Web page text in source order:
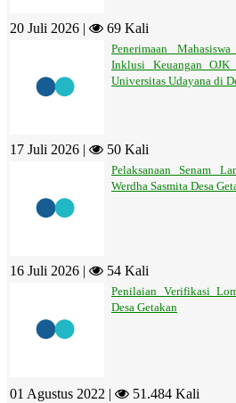
20 Juli 2026 | 69 Kali
Penerimaan
Inklusi Keuangan
Universitas Udayana di
17 Juli 2026 | 50 Kali
Pelaksanaan Senam
Werdha Sasmita Desa
16 Juli 2026 | 54 Kali
Penilaian Verifikasi
Desa Getakan
01 Agustus 2022 | 51.484 Kali